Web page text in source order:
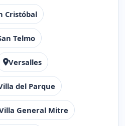
Cristóbal
Telmo
Versalles
del Parque
General Mitre